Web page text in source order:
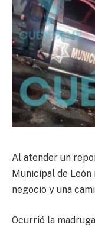
Al atender un
Municipal de
negocio y una
Ocurrió la